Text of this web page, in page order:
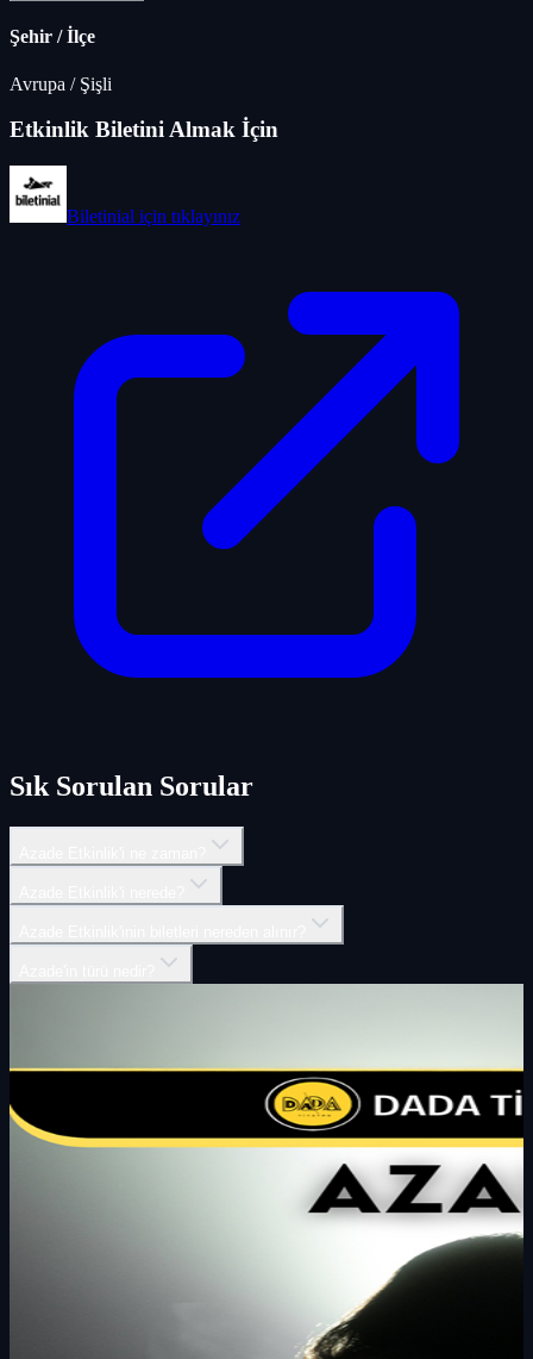
Şehir / İlçe
Avrupa / Şişli
Etkinlik Biletini Almak İçin
Biletinial için tıklayınız
Sık Sorulan Sorular